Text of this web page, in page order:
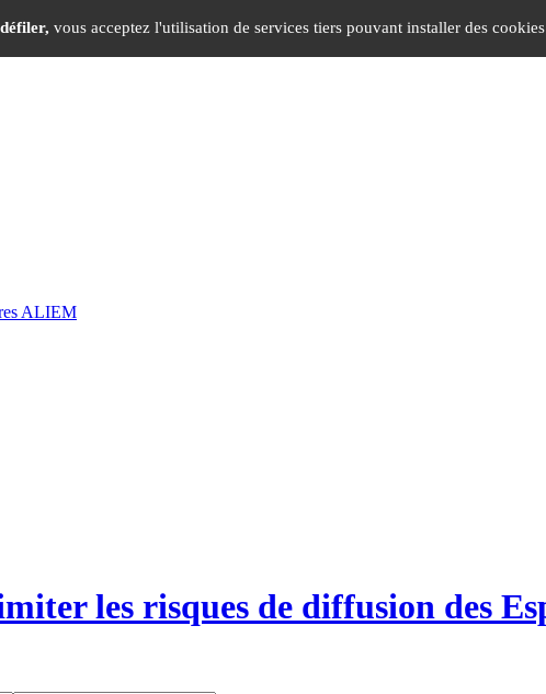
ALIEM
vous acceptez l'utilisation de services tiers pouvant installer des cookies